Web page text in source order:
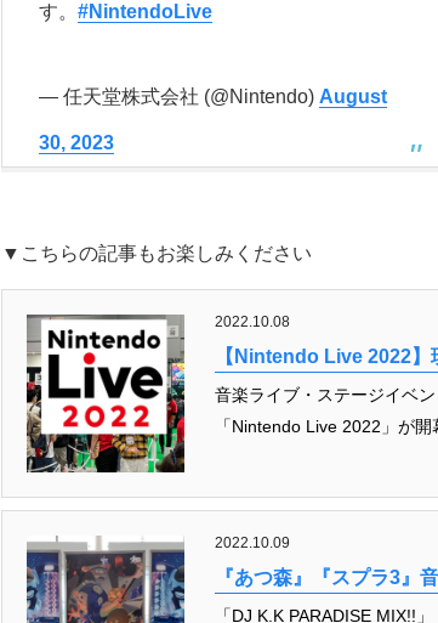
す。 #NintendoLive
— 任天堂株式会社 (@Nintendo) August
30, 2023
▼こちらの記事もお楽しみください
2022.10.08
【Nintendo Live 2022】
音楽ライブ・ステージイベ
「Nintendo Live 2022」が
2022.10.09
『あつ森』『スプラ3』
「DJ K.K PARADISE MIX!!